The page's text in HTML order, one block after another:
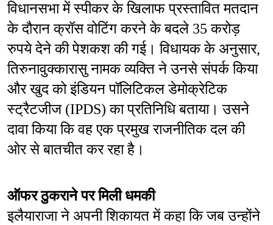
विधानसभा में स्पीकर के खिलाफ प्रस्तावित मतदान
के दौरान क्रॉस वोटिंग करने के बदले 35 करोड़
रुपये देने की पेशकश की गई। विधायक के अनुसार,
तिरुनावुक्कारासु नामक व्यक्ति ने उनसे संपर्क किया
और खुद को इंडियन पॉलिटिकल डेमोक्रेटिक
स्ट्रैटजीज (IPDS) का प्रतिनिधि बताया। उसने
दावा किया कि वह एक प्रमुख राजनीतिक दल की
ओर से बातचीत कर रहा है।
ऑफर ठुकराने पर मिली धमकी
इलैयाराजा ने अपनी शिकायत में कहा कि जब उन्होंने